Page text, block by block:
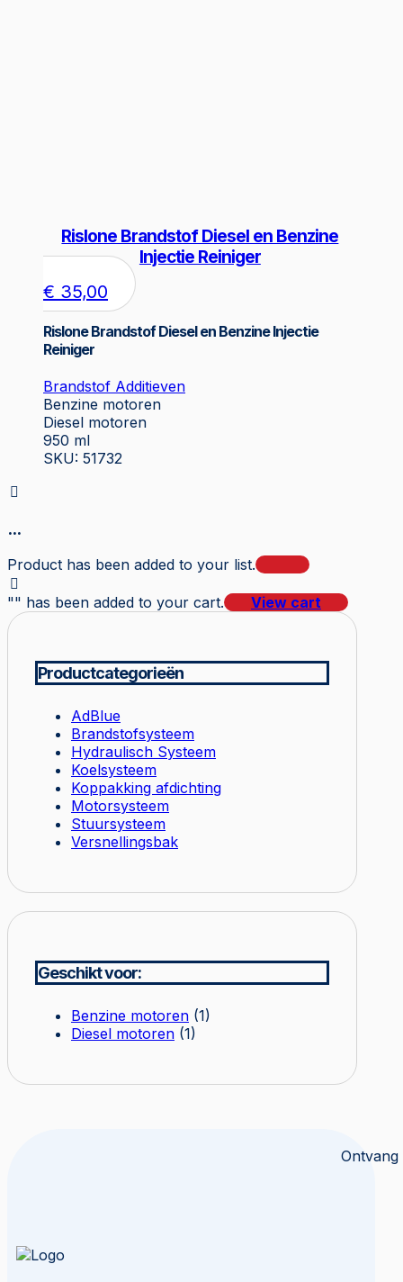
Rislone Brandstof Diesel en Benzine
Injectie Reiniger
€ 35,00
Rislone Brandstof Diesel en Benzine Injectie
Reiniger
Brandstof Additieven
Benzine motoren
Diesel motoren
950 ml
SKU: 51732
...
Product has been added to your list.
"" has been added to your cart. View cart
Productcategorieën
AdBlue
Brandstofsysteem
Hydraulisch Systeem
Koelsysteem
Koppakking afdichting
Motorsysteem
Stuursysteem
Versnellingsbak
Geschikt voor:
Benzine motoren (1)
Diesel motoren (1)